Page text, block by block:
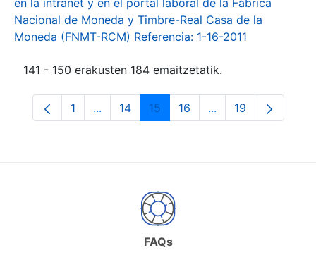
en la intranet y en el portal laboral de la Fábrica
Nacional de Moneda y Timbre-Real Casa de la
Moneda (FNMT-RCM) Referencia: 1-16-2011
141 - 150 erakusten 184 emaitzetatik.
Orrialdea
1 ...Intermediate Pages Use TAB to navigate.
Orrialdea
14 Orrialdea
15 Orrialdea
16 ...Intermediate
Orrialdea
19
FAQs